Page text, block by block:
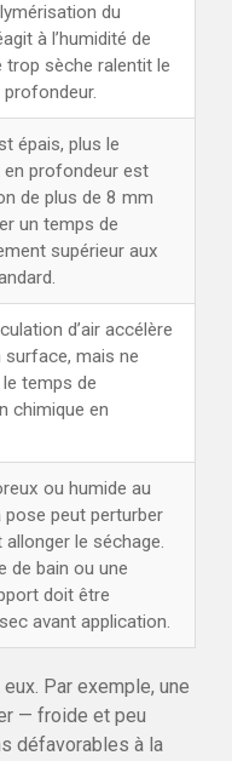
du
à l’humidité de
trop sèche ralentit le
épais, plus le
profondeur est
de plus de 8 mm
un temps de
supérieur aux
d’air accélère
surface, mais ne
temps de
chimique en
ou humide au
peut perturber
allonger le séchage.
de bain ou une
doit être
avant application.
Par exemple, une
— froide et peu
défavorables à la